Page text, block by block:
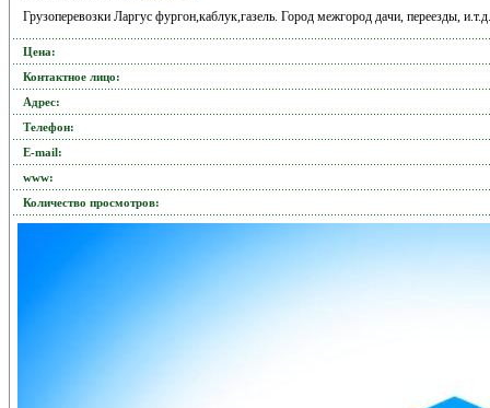
Грузоперевозки Ларгус фургон,каблук,газель. Город межгород дачи, переезды, и.т.д.
Цена:
Контактное лицо:
Адрес:
Телефон:
Е-mail:
www:
Количество просмотров: